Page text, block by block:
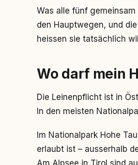
Was alle fünf gemeinsam
den Hauptwegen, und
heissen sie tatsächlich
Wo darf mein
Die Leinenpflicht ist in
In den meisten
Im Nationalpark Hohe
erlaubt ist – ausserhalb
Am Alpsee in Tirol sind